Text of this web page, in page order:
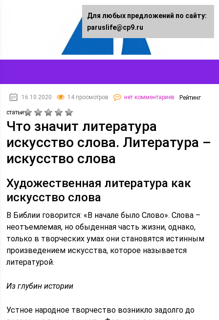
16.10.2020 14 просмотров нет комментариев Рейтинг
статьи
Что значит литература
искусство слова. Литература –
искусство слова
Художественная литература как
искусство слова
В Библии говорится: «В начале было Слово». Слова –
неотъемлемая, но обыденная часть жизни, однако,
только в творческих умах они становятся истинным
произведением искусства, которое называется
литературой.
Из глубин истории
Устное народное творчество возникло задолго до
Для любых предложений по сайту:
paruslife@cp9.ru